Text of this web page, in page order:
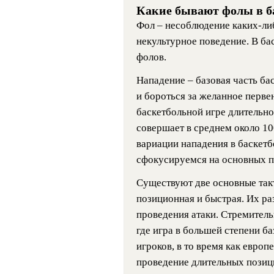
Какие бывают фолы в
Фол – несоблюдение каких-
некультурное поведение. В
фолов.
Нападение – базовая часть
и бороться за желанное
баскетбольной игре
совершает в среднем около
вариации нападения в
сфокусируемся на основных
Существуют две основные
позиционная и быстрая. Их
проведения атаки.
где игра в большей степени
игроков, в то время как
проведение длительных